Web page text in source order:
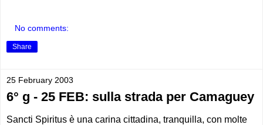
No comments:
Share
25 February 2003
6° g - 25 FEB: sulla strada per Camaguey
Sancti Spiritus è una carina cittadina, tranquilla, con molte